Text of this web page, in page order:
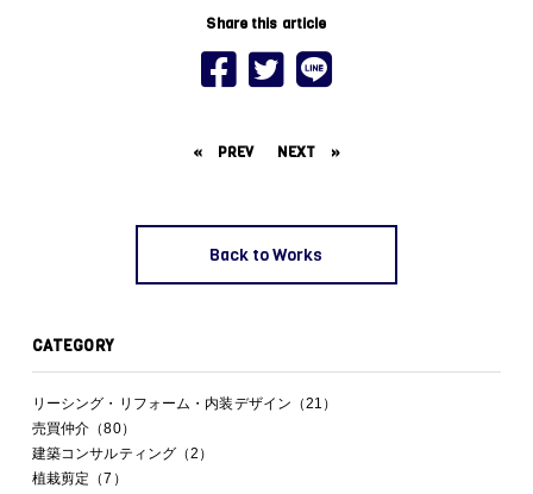
Share this article
« PREV NEXT »
Back to Works
CATEGORY
リーシング・リフォーム・内装デザイン（21）
売買仲介（80）
建築コンサルティング（2）
植栽剪定（7）